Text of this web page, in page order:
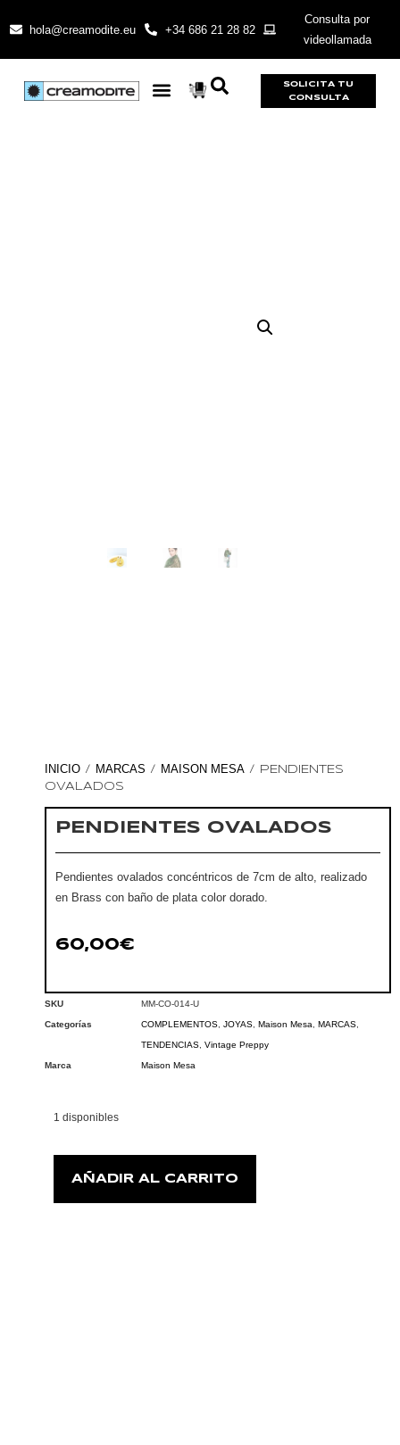
hola@creamodite.eu +34 686 21 28 82
Consulta por
videollamada
SOLICITA TU
CONSULTA
INICIO / MARCAS / MAISON MESA / PENDIENTES
OVALADOS
PENDIENTES OVALADOS
Pendientes ovalados concéntricos de 7cm de alto, realizado
en Brass con baño de plata color dorado.
60,00€
SKU MM-CO-014-U
Categorías COMPLEMENTOS, JOYAS, Maison Mesa, MARCAS,
TENDENCIAS, Vintage Preppy
Marca Maison Mesa
1 disponibles
AÑADIR AL CARRITO